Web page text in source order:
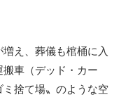
え、葬儀も棺桶に入
車（デッド・カー
ミ捨て場〟のような空